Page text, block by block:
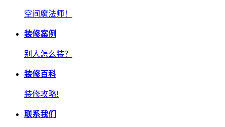
空间魔法师！
装修案例
别人怎么装？
装修百科
装修攻略!
联系我们